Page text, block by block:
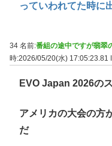
っていわれてた時に
34 名前:番組の途中ですが翡翠
時:2026/05/20(水) 17:05:23.81
EVO Japan 2026の
アメリカの大会の方
だ